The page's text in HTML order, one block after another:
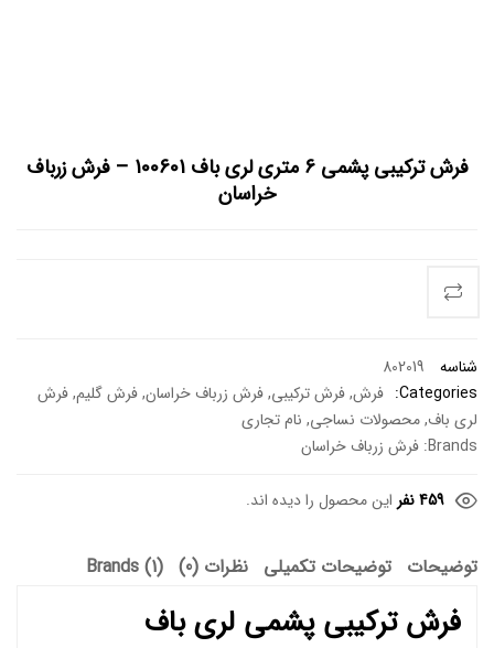
فرش ترکیبی پشمی 6 متری لری باف 100601 – فرش زرباف
خراسان
شناسه
802019
Categories:
فرش,فرش ترکیبی,فرش زرباف خراسان,فرش گلیم,فرش
لری باف,محصولات نساجی, نام تجاری
Brands: فرش زرباف خراسان
459 نفر این محصول را دیده اند.
توضیحات توضیحات تکمیلی نظرات (0) Brands (1)
فرش ترکیبی پشمی لری باف